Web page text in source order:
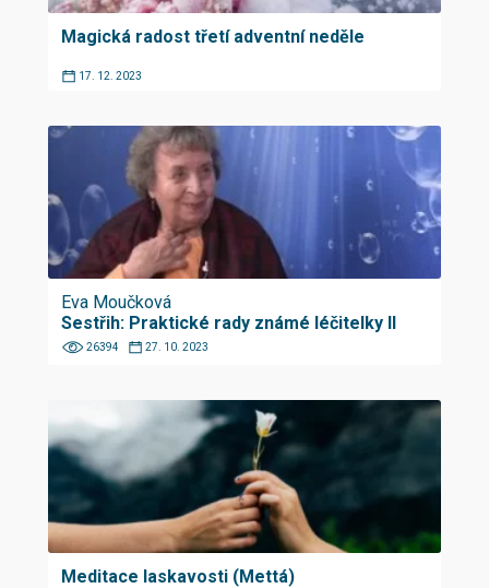
Magická radost třetí adventní neděle
17. 12. 2023
Eva Moučková
Sestřih: Praktické rady známé léčitelky II
26394 27. 10. 2023
Meditace laskavosti (Mettá)